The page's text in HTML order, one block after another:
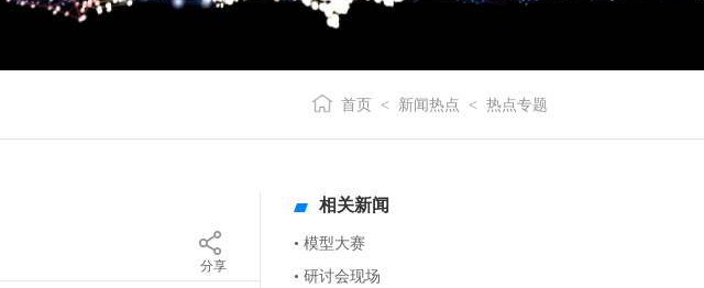
首页 < 新闻热点 < 热点专题
分享
相关新闻
• 模型大赛
• 研讨会现场